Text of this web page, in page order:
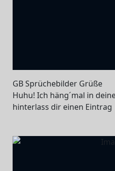
GB Sprüchebilder Grüße
Huhu! Ich häng´mal in
hinterlass dir einen Eintrag